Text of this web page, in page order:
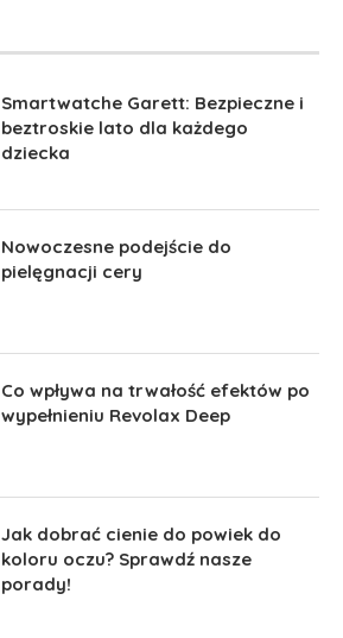
Smartwatche Garett: Bezpieczne i
beztroskie lato dla każdego
dziecka
Nowoczesne podejście do
pielęgnacji cery
Co wpływa na trwałość efektów po
wypełnieniu Revolax Deep
Jak dobrać cienie do powiek do
koloru oczu? Sprawdź nasze
porady!